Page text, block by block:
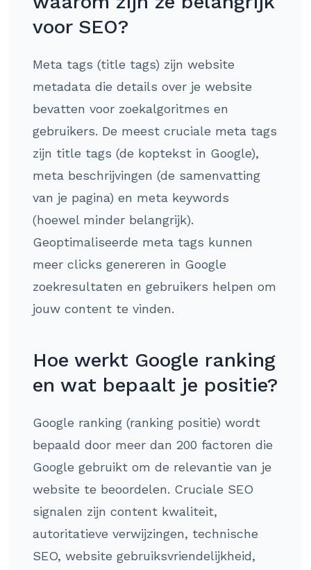
voor SEO?
Meta tags (title tags) zijn website
metadata die details over je website
bevatten voor zoekalgoritmes en
gebruikers. De meest cruciale meta tags
zijn title tags (de koptekst in Google),
meta beschrijvingen (de samenvatting
van je pagina) en meta keywords
(hoewel minder belangrijk).
Geoptimaliseerde meta tags kunnen
meer clicks genereren in Google
zoekresultaten en gebruikers helpen om
jouw content te vinden.
Hoe werkt Google ranking
en wat bepaalt je positie?
Google ranking (ranking positie) wordt
bepaald door meer dan 200 factoren die
Google gebruikt om de relevantie van je
website te beoordelen. Cruciale SEO
signalen zijn content kwaliteit,
autoritatieve verwijzingen, technische
SEO, website gebruiksvriendelijkheid,